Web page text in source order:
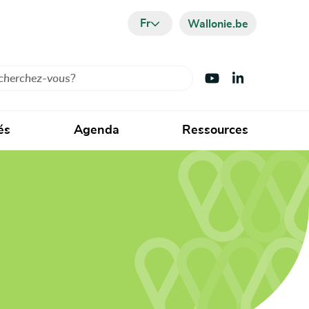
Fr Wallonie.be
Visiter Youtube
Visiter LinkedIn
Agenda Ressources